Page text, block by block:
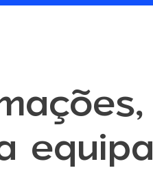
equipa